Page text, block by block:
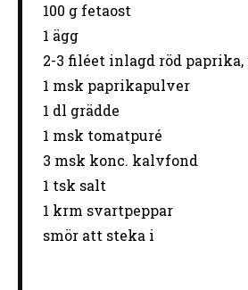
100 gfetaost
1 ägg
2-3 filéet inlagd röd
1 msk paprikapulver
1 dl grädde
1 msk tomatpuré
3 msk konc. kalvfond
1 tsk salt
1 krm svartpeppar
smör att steka i